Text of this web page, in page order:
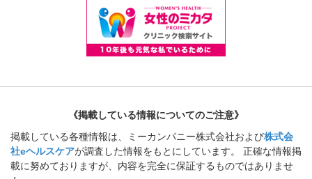
《掲載している情報についてのご注意》
掲載している各種情報は、ミーカンパニー株式会社および株式会
社eヘルスケアが調査した情報をもとにしています。 正確な情報掲
載に努めておりますが、内容を完全に保証するものではありませ